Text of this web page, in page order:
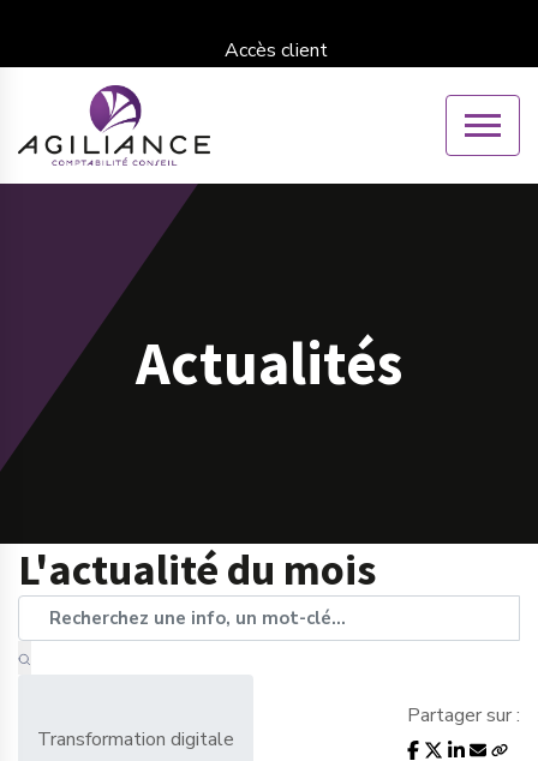
Accès client
Actualités
L'actualité du mois
Transformation digitale
Partager sur :